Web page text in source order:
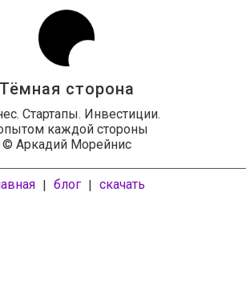
Тёмная сторона
Стартапы. Инвестиции.
каждой стороны
© Аркадий Морейнис
| блог | скачать